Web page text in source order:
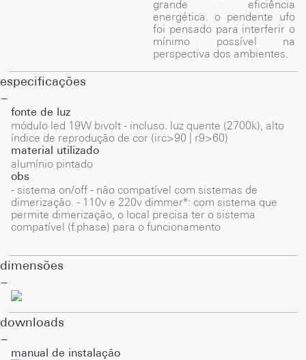
grande eficiência
energética. o pendente ufo
foi pensado para interferir o
mínimo possível na
perspectiva dos ambientes.
especificações
fonte de luz
módulo led 19W bivolt - incluso. luz quente (2700k), alto
índice de reprodução de cor (irc>90 | r9>60)
material utilizado
alumínio pintado
obs
- sistema on/off - não compatível com sistemas de
dimerização. - 110v e 220v dimmer*: com sistema que
permite dimerização, o local precisa ter o sistema
compatível (f.phase) para o funcionamento
dimensões
downloads
manual de instalação